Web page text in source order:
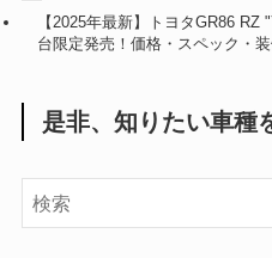
【2025年最新】トヨタGR86 RZ
台限定発売！価格・スペック・
是非、知りたい車種